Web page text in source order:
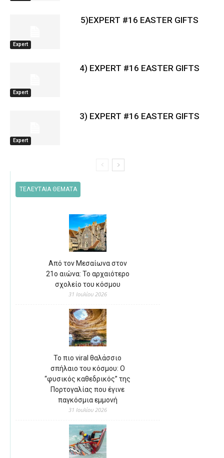
Expert
5)EXPERT #16 EASTER GIFTS
Expert
4) EXPERT #16 EASTER GIFTS
Expert
3) EXPERT #16 EASTER GIFTS
ΤΕΛΕΥΤΑΙΑ ΘΕΜΑΤΑ
Από τον Μεσαίωνα στον
21ο αιώνα: Το αρχαιότερο
σχολείο του κόσμου
31 Ιουλίου 2026
Το πιο viral θαλάσσιο
σπήλαιο του κόσμου: Ο
“φυσικός καθεδρικός” της
Πορτογαλίας που έγινε
παγκόσμια εμμονή
31 Ιουλίου 2026